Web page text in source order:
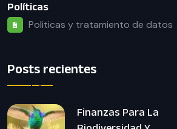
Políticas
Politicas y tratamiento de datos
Posts recientes
Finanzas Para La